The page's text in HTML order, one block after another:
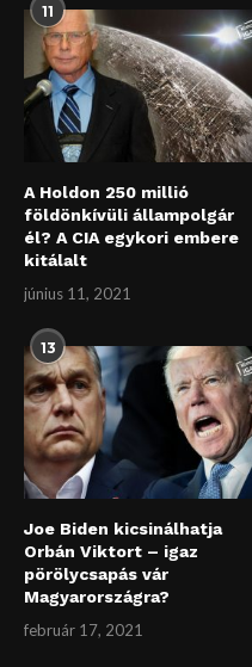
11
A Holdon 250 millió
földönkívüli állampolgár
él? A CIA egykori embere
kitálalt
június 11, 2021
13
Joe Biden kicsinálhatja
Orbán Viktort – igaz
pörölycsapás vár
Magyarországra?
február 17, 2021